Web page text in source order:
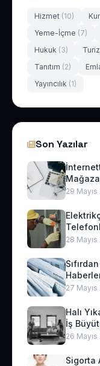
Hizmet (10)
Yeme-İçme (7)
Hukuk (3)
Tanıtım (2)
Yayıncılık (1)
Son Yazılar
29
28
27
Halı
İş
26
Sigorta